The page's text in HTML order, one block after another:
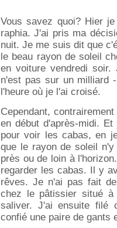
Vous savez quoi? Hier
raphia. J'ai pris ma
nuit. Je me suis dit que
le beau rayon de soleil
en voiture vendredi
n'est pas sur un milliard
l'heure où je l'ai croisé.
Cependant,
en début d'après-midi.
pour voir les cabas, en
que le rayon de soleil
près ou de loin à
regarder les cabas. Il y
rêves. Je n'ai pas fait
chez le pâtissier situé
saliver. J'ai ensuite filé
confié une paire de gants